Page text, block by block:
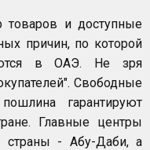
и доступные
причин, по которой
в ОАЭ. Не зря
Свободные
гарантируют
Главные центры
страны - Абу-Даби, а